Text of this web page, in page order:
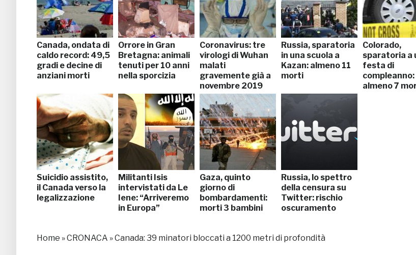
Canada, ondata di
caldo record: 49,5
gradi e decine di
anziani morti
Orrore in Gran
Bretagna: animali
tenuti per 10 anni
nella sporcizia
Coronavirus: tre
virologi di Wuhan
malati
gravemente già a
novembre 2019
Russia, sparatoria
in una scuola a
Kazan: almeno 11
morti
Colorado,
sparatoria a
festa di
compleanno:
almeno 7
Suicidio assistito,
il Canada verso la
legalizzazione
Militanti Isis
intervistati da Le
Iene: “Arriveremo
in Europa”
Gaza, quinto
giorno di
bombardamenti:
morti 3 bambini
Russia, lo spettro
della censura su
Twitter: rischio
oscuramento
Home »CRONACA »Canada: 39 minatori bloccati a 1200 metri di profondità